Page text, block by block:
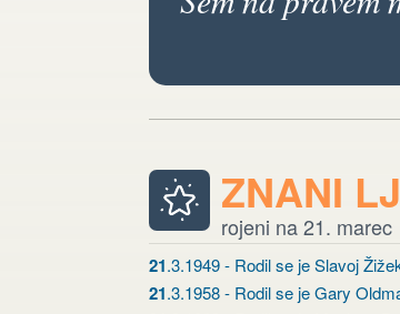
ZNANI
rojeni na 21. marec
21.3.1949 - Rodil se je Slavoj
21.3.1958 - Rodil se je Gary